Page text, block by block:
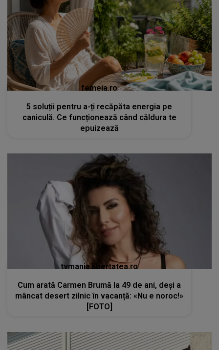
femeia.ro
5 soluții pentru a-ți recăpăta energia pe
caniculă. Ce funcționează când căldura te
epuizează
tvmania.libertatea.ro
Cum arată Carmen Brumă la 49 de ani, deși a
mâncat desert zilnic în vacanță: «Nu e noroc!»
[FOTO]